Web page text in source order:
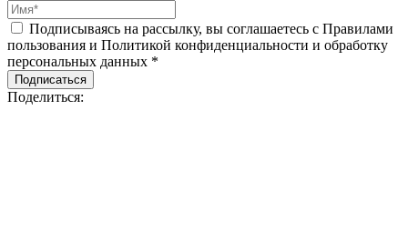
Подписываясь на рассылку, вы соглашаетесь с Правилами
пользования и Политикой конфиденциальности и обработку
персональных данных *
Подписаться
Поделиться: